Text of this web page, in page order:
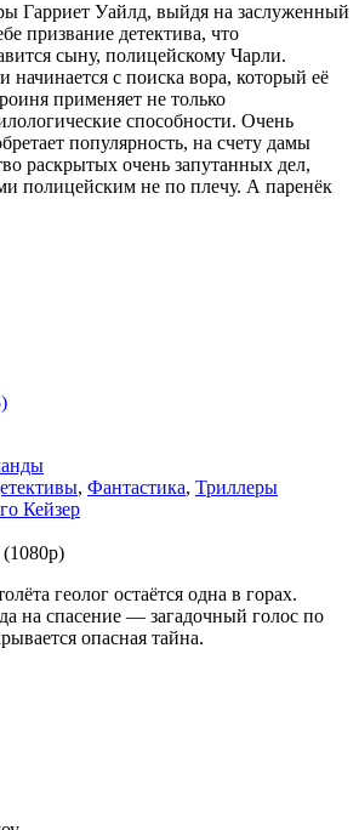
Гарриет Уайлд, выйдя на заслуженный
призвание детектива, что
сыну, полицейскому Чарли.
начинается с поиска вора, который её
применяет не только
способности. Очень
популярность, на счету дамы
раскрытых очень запутанных дел,
полицейским не по плечу. А паренёк
, Фантастика, Триллеры
Кейзер
геолог остаётся одна в горах.
на спасение — загадочный голос по
опасная тайна.